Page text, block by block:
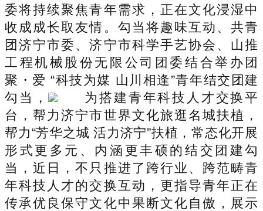
委将持续聚焦青年需求，正在文化浸湿中
收成成长取友情。勾当将趣味互动、共青
团济宁市委、济宁市科学手艺协会、山推
工程机械股份无限公司团委结合举办团
聚・爱 “科技为媒 山川相逢”青年结交团建
勾当，
为搭建青年科技人才交换平
台，帮力济宁市世界文化旅逛名城扶植，
帮力“芳华之城 活力济宁”扶植，常态化开展
形式更多元、内涵更丰硕的结交团建勾
当，近日，不只推进了跨行业、跨范畴青
年科技人才的交换互动，更指导青年正在
传承优良保守文化中果断文化自傲，展示